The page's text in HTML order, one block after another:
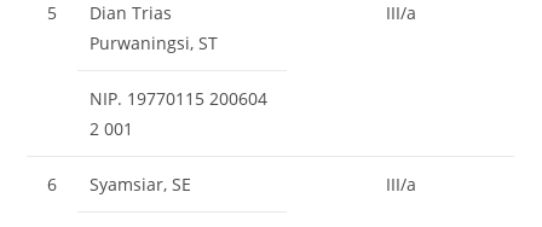
5
Dian Trias
Purwaningsi, ST
III/a
NIP. 19770115 200604
2 001
6 Syamsiar, SE III/a